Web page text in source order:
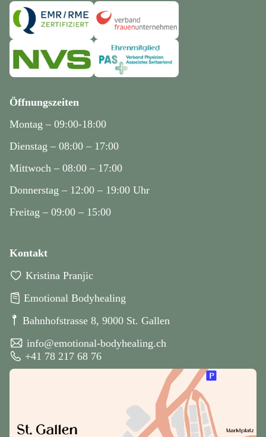
Öffnungszeiten
Montag – 09:00-18:00
Dienstag – 08:00 – 17:00
Mittwoch – 08:00 – 17:00
Donnerstag – 12:00 – 19:00 Uhr
Freitag – 09:00 – 15:00
Kontakt
􀊴 Kristina Pranjic
􀻒 Emotional Bodyhealing
􀎪 Bahnhofstrasse 8, 9000 St. Gallen
􀍕 info@emotional-bodyhealing.ch
􀌾 +41 78 217 68 76